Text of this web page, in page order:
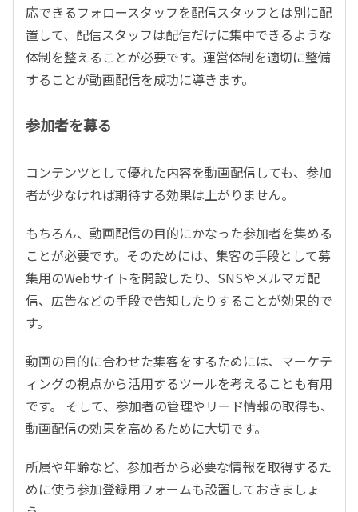
応できるフォロースタッフを配信スタッフとは別に配
置して、配信スタッフは配信だけに集中できるような
体制を整えることが必要です。運営体制を適切に整備
することが動画配信を成功に導きます。
参加者を募る
コンテンツとして優れた内容を動画配信しても、参加
者が少なければ期待する効果は上がりません。
もちろん、動画配信の目的にかなった参加者を集める
ことが必要です。そのためには、集客の手段として募
集用のWebサイトを開設したり、SNSやメルマガ配
信、広告などの手段で告知したりすることが効果的で
す。
動画の目的に合わせた集客をするためには、マーケテ
ィングの視点から活用するツールを考えることも有用
です。 そして、参加者の管理やリード情報の取得も、
動画配信の効果を高めるために大切です。
所属や年齢など、参加者から必要な情報を取得するた
めに使う参加登録用フォームも設置しておきましょ